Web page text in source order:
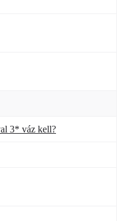
3* váz kell?